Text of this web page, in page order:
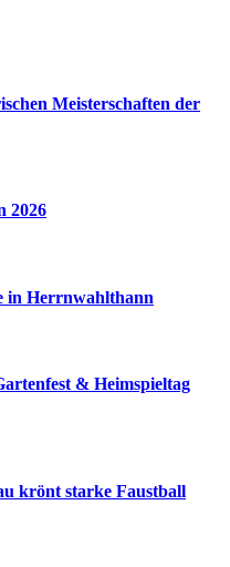
Meisterschaften der
2026
in Herrnwahlthann
& Heimspieltag
krönt starke Faustball